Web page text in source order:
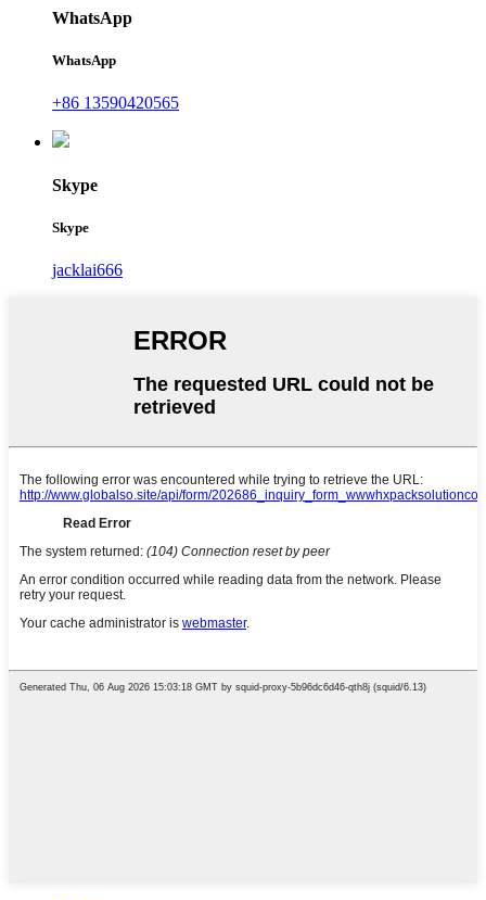
WhatsApp
WhatsApp
+86 13590420565
Skype
Skype
jacklai666